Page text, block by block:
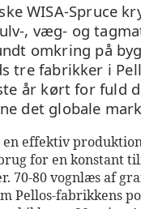
WISA-Spruce
, væg- og
omkring på
tre fabrikker i
år kørt for fuld
det globale
effektiv
for en konstant
70-80 vognlæs af
Pellos-fabrikkens